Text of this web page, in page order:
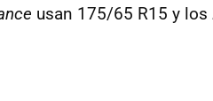
usan 175/65 R15 y los